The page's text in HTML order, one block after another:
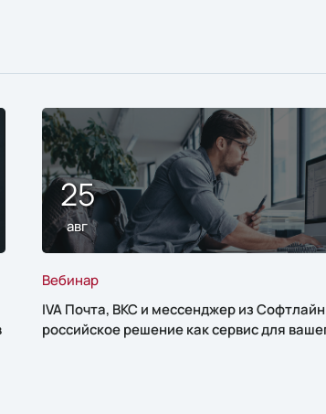
25
авг
Вебинар
IVA Почта, ВКС и мессенджер из
российское решение как сервис для